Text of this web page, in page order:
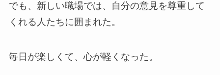
でも、新しい職場では、自分の意見を尊重して
くれる人たちに囲まれた。
毎日が楽しくて、心が軽くなった。